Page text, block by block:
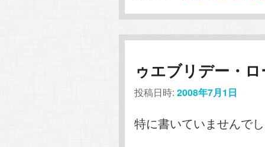
ゥエブリデー・
投稿日時: 2008年7月1日
特に書いていませんで